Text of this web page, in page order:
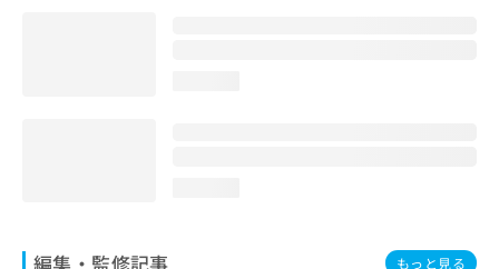
編集・監修記事 もっと見る